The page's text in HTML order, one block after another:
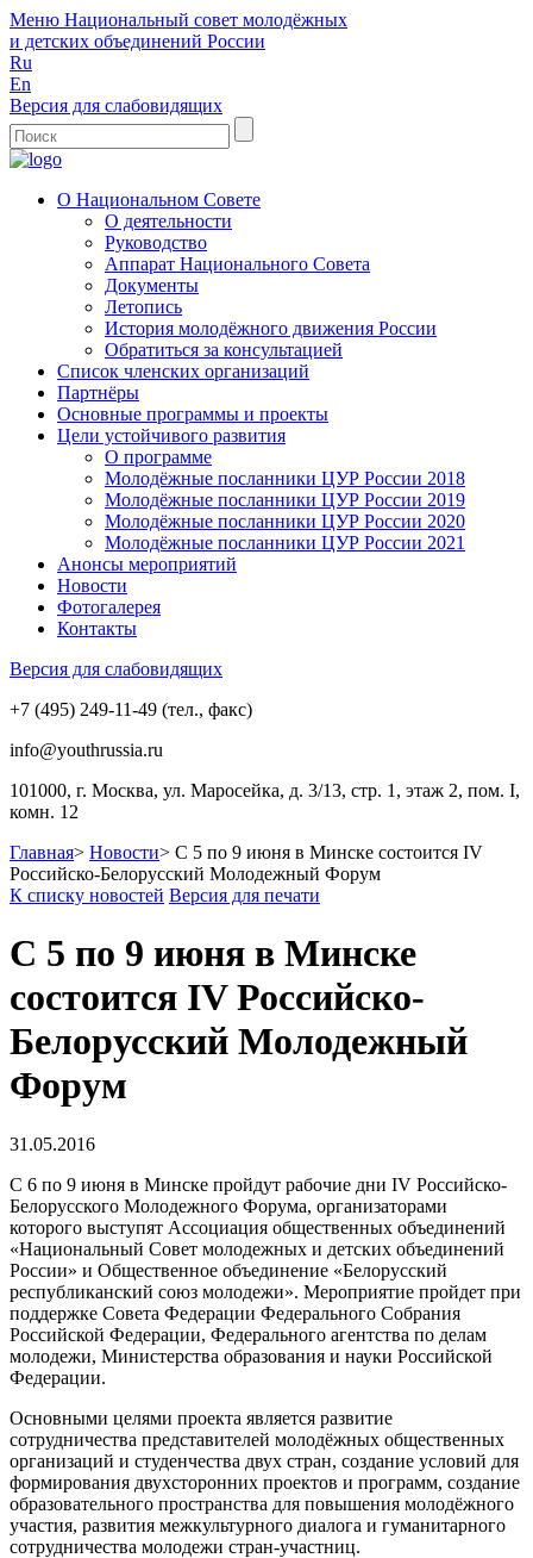
Меню Национальный совет молодёжных
и детских объединений России
Ru
En
Версия для слабовидящих
О Национальном Совете
О деятельности
Руководство
Аппарат Национального Совета
Документы
Летопись
История молодёжного движения России
Обратиться за консультацией
Список членских организаций
Партнёры
Основные программы и проекты
Цели устойчивого развития
О программе
Молодёжные посланники ЦУР России 2018
Молодёжные посланники ЦУР России 2019
Молодёжные посланники ЦУР России 2020
Молодёжные посланники ЦУР России 2021
Анонсы мероприятий
Новости
Фотогалерея
Контакты
Версия для слабовидящих
+7 (495) 249-11-49 (тел., факс)
info@youthrussia.ru
101000, г. Москва, ул. Маросейка, д. 3/13, стр. 1, этаж 2, пом. I,
комн. 12
Главная> Новости> C 5 по 9 июня в Минске состоится IV
Российско-Белорусский Молодежный Форум
К списку новостей Версия для печати
C 5 по 9 июня в Минске
состоится IV Российско-
Белорусский Молодежный
Форум
31.05.2016
С 6 по 9 июня в Минске пройдут рабочие дни IV Российско-
Белорусского Молодежного Форума, организаторами
которого выступят Ассоциация общественных объединений
«Национальный Совет молодежных и детских объединений
России» и Общественное объединение «Белорусский
республиканский союз молодежи». Мероприятие пройдет при
поддержке Совета Федерации Федерального Собрания
Российской Федерации, Федерального агентства по делам
молодежи, Министерства образования и науки Российской
Федерации.
Основными целями проекта является развитие
сотрудничества представителей молодёжных общественных
организаций и студенчества двух стран, создание условий для
формирования двухсторонних проектов и программ, создание
образовательного пространства для повышения молодёжного
участия, развития межкультурного диалога и гуманитарного
сотрудничества молодежи стран-участниц.